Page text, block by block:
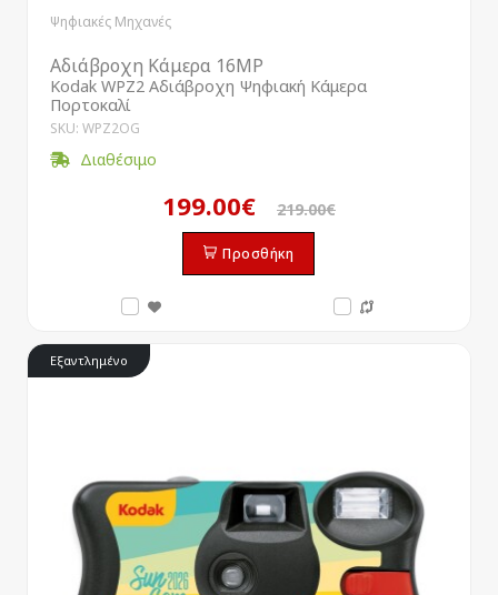
Ψηφιακές Μηχανές
Αδιάβροχη Κάμερα 16MP
Kodak WPZ2 Αδιάβροχη Ψηφιακή Κάμερα
Πορτοκαλί
SKU: WPZ2OG
Διαθέσιμο
199.00€ 219.00€
Προσθήκη
Εξαντλημένο